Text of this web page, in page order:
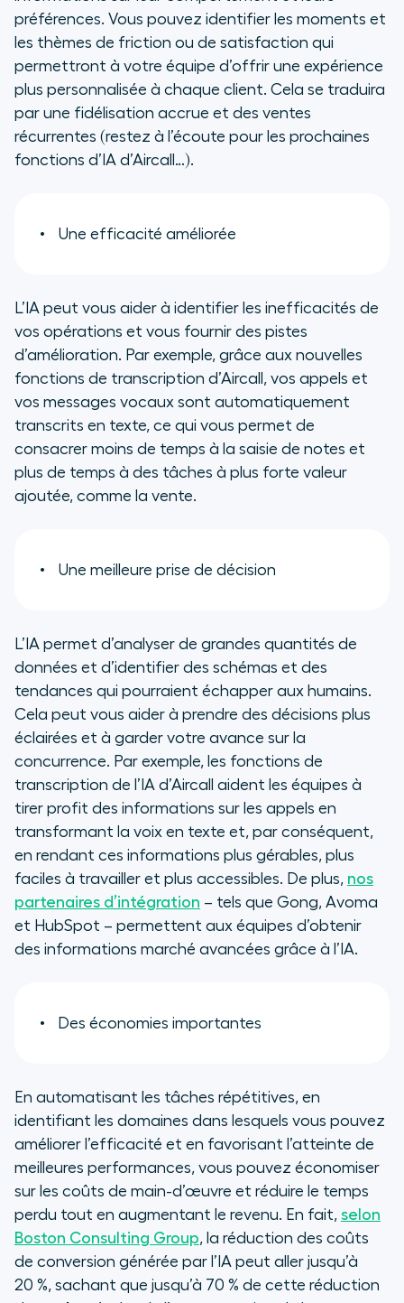
préférences. Vous pouvez identifier les moments et
les thèmes de friction ou de satisfaction qui
permettront à votre équipe d’offrir une expérience
plus personnalisée à chaque client. Cela se traduira
par une fidélisation accrue et des ventes
récurrentes (restez à l’écoute pour les prochaines
fonctions d’IA d’Aircall…).
Une efficacité améliorée
L’IA peut vous aider à identifier les inefficacités de
vos opérations et vous fournir des pistes
d’amélioration. Par exemple, grâce aux nouvelles
fonctions de transcription d’Aircall, vos appels et
vos messages vocaux sont automatiquement
transcrits en texte, ce qui vous permet de
consacrer moins de temps à la saisie de notes et
plus de temps à des tâches à plus forte valeur
ajoutée, comme la vente.
Une meilleure prise de décision
L’IA permet d’analyser de grandes quantités de
données et d’identifier des schémas et des
tendances qui pourraient échapper aux humains.
Cela peut vous aider à prendre des décisions plus
éclairées et à garder votre avance sur la
concurrence. Par exemple, les fonctions de
transcription de l’IA d’Aircall aident les équipes à
tirer profit des informations sur les appels en
transformant la voix en texte et, par conséquent,
en rendant ces informations plus gérables, plus
faciles à travailler et plus accessibles. De plus, nos
partenaires d’intégration – tels que Gong, Avoma
et HubSpot – permettent aux équipes d’obtenir
des informations marché avancées grâce à l’IA.
Des économies importantes
En automatisant les tâches répétitives, en
identifiant les domaines dans lesquels vous pouvez
améliorer l’efficacité et en favorisant l’atteinte de
meilleures performances, vous pouvez économiser
sur les coûts de main-d’œuvre et réduire le temps
perdu tout en augmentant le revenu. En fait, selon
Boston Consulting Group, la réduction des coûts
de conversion générée par l’IA peut aller jusqu’à
20 %, sachant que jusqu’à 70 % de cette réduction